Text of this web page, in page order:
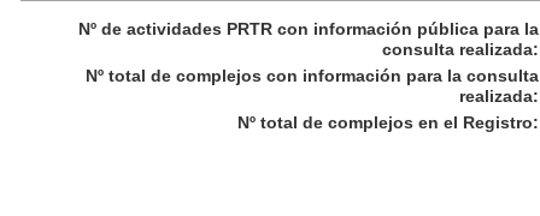
Nº de actividades PRTR con información pública para la
consulta realizada:
Nº total de complejos con información para la consulta
realizada:
Nº total de complejos en el Registro: